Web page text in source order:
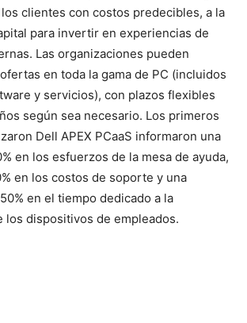
clientes con costos predecibles, a la
para invertir en experiencias de
Las organizaciones pueden
en toda la gama de PC (incluidos
y servicios), con plazos flexibles
según sea necesario. Los primeros
Dell APEX PCaaS informaron una
en los esfuerzos de la mesa de ayuda,
en los costos de soporte y una
en el tiempo dedicado a la
los dispositivos de empleados.